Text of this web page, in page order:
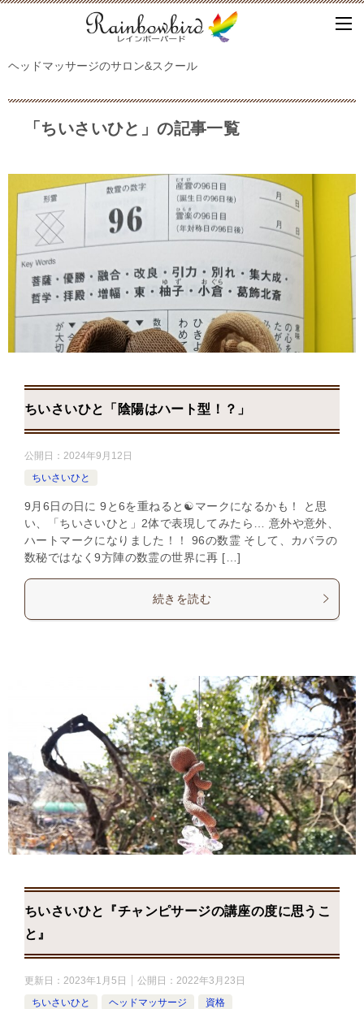
ヘッドマッサージのサロン&スクール
「ちいさいひと」の記事一覧
ちいさいひと「陰陽はハート型！？」
公開日： 2024年9月12日
ちいさいひと
9月6日の日に 9と6を重ねると☯マークになるかも！ と思
い、「ちいさいひと」2体で表現してみたら… 意外や意外、
ハートマークになりました！！ 96の数霊 そして、カバラの
数秘ではなく9方陣の数霊の世界に再 […]
続きを読む
ちいさいひと『チャンピサージの講座の度に思うこ
と』
更新日： 2023年1月5日 公開日： 2022年3月23日
ちいさいひと
ヘッドマッサージ 資格